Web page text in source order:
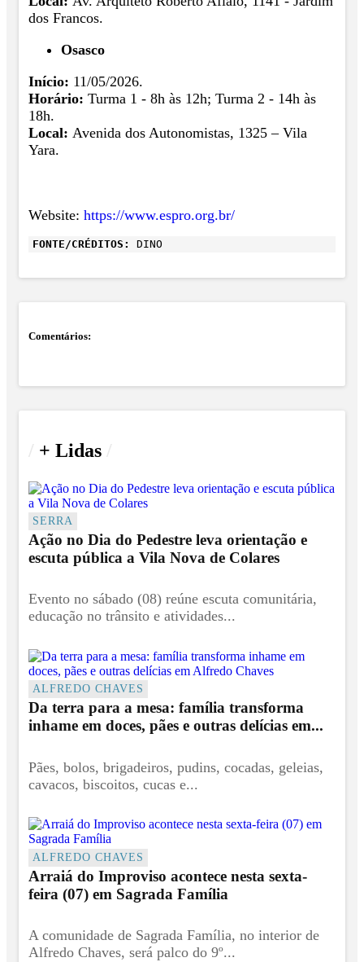
dos Francos.
Osasco
Início: 11/05/2026.
Horário: Turma 1 - 8h às 12h; Turma 2 - 14h às
18h.
Local: Avenida dos Autonomistas, 1325 – Vila
Yara.
Website: https://www.espro.org.br/
FONTE/CRÉDITOS: DINO
Comentários:
+ Lidas
SERRA
Ação no Dia do Pedestre leva orientação e
escuta pública a Vila Nova de Colares
Evento no sábado (08) reúne escuta comunitária,
educação no trânsito e atividades...
ALFREDO CHAVES
Da terra para a mesa: família transforma
inhame em doces, pães e outras delícias em...
Pães, bolos, brigadeiros, pudins, cocadas, geleias,
cavacos, biscoitos, cucas e...
ALFREDO CHAVES
Arraiá do Improviso acontece nesta sexta-
feira (07) em Sagrada Família
A comunidade de Sagrada Família, no interior de
Alfredo Chaves, será palco do 9º...